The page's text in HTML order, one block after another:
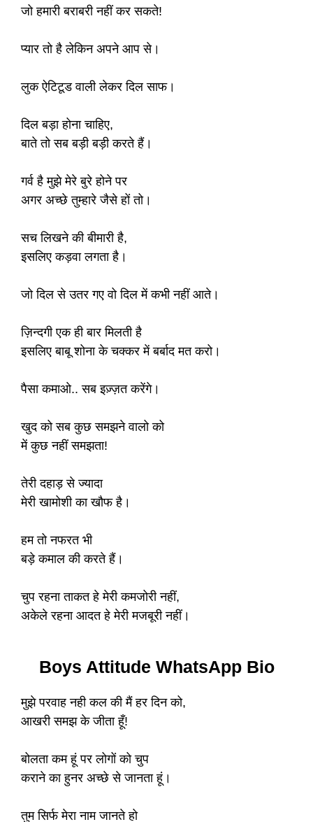
जो हमारी बराबरी नहीं कर सकते!
प्यार तो है लेकिन अपने आप से।
लुक ऐटिटूड वाली लेकर दिल साफ।
दिल बड़ा होना चाहिए,
बाते तो सब बड़ी बड़ी करते हैं।
गर्व है मुझे मेरे बुरे होने पर
अगर अच्छे तुम्हारे जैसे हों तो।
सच लिखने की बीमारी है,
इसलिए कड़वा लगता है।
जो दिल से उतर गए वो दिल में कभी नहीं आते।
ज़िन्दगी एक ही बार मिलती है
इसलिए बाबू शोना के चक्कर में बर्बाद मत करो।
पैसा कमाओ.. सब इज़्ज़त करेंगे।
खुद को सब कुछ समझने वालो को
में कुछ नहीं समझता!
तेरी दहाड़ से ज्यादा
मेरी खामोशी का खौफ है।
हम तो नफरत भी
बड़े कमाल की करते हैं।
चुप रहना ताकत हे मेरी कमजोरी नहीं,
अकेले रहना आदत हे मेरी मजबूरी नहीं।
Boys Attitude WhatsApp Bio
मुझे परवाह नही कल की मैं हर दिन को,
आखरी समझ के जीता हूँ!
बोलता कम हूं पर लोगों को चुप
कराने का हुनर अच्छे से जानता हूं।
तुम सिर्फ मेरा नाम जानते हो